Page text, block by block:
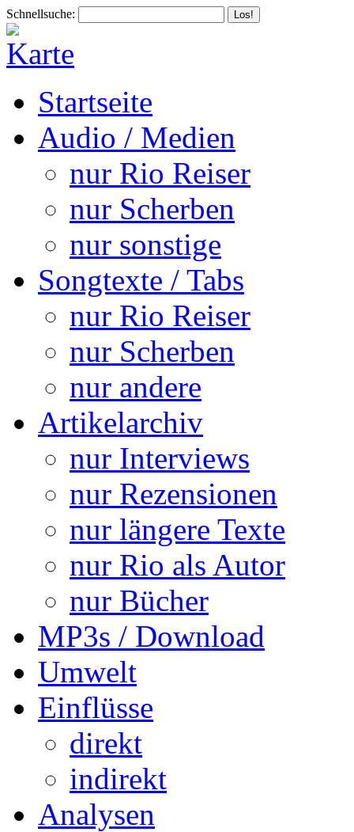
Schnellsuche:
Startseite
Audio / Medien
nur Rio Reiser
nur Scherben
nur sonstige
Songtexte / Tabs
nur Rio Reiser
nur Scherben
nur andere
Artikelarchiv
nur Interviews
nur Rezensionen
nur längere Texte
nur Rio als Autor
nur Bücher
MP3s / Download
Umwelt
Einflüsse
direkt
indirekt
Analysen